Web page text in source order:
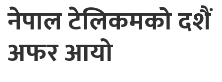
नेपाल टेलिकमको दशैं
अफर आयो